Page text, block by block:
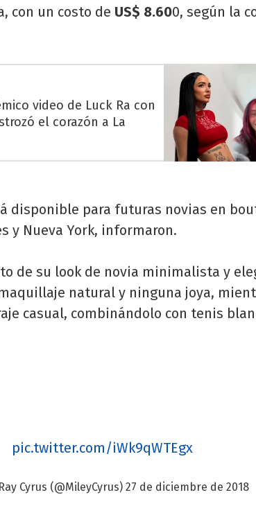
con un costo de US$ 8.600, según la
video de Luck Ra con
el corazón a La
disponible para futuras novias en
y Nueva York, informaron.
de su look de novia minimalista y
natural y ninguna joya,
casual, combinándolo con tenis
pic.twitter.com/iWk9qWTEgx
Cyrus (@MileyCyrus) 27 de diciembre de 2018